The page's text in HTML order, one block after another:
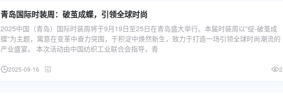
青岛国际时装周：破茧成蝶，引领全球时尚
2025中国（青岛）国际时装周将于9月19日至25日在青岛盛大举行。本届时装周以"绽-破茧成
蝶"为主题，寓意在变革中奋力突围，于积淀中焕然新生，致力于打造一场引领全球时尚潮流的
产业盛宴。 本次活动由中国纺织工业联合会指导，青
2025-09-16 2